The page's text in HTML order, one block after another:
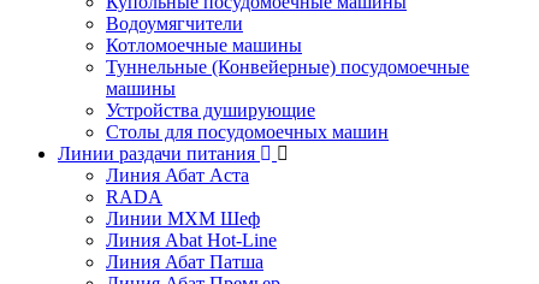
Водоумягчители
Котломоечные машины
Туннельные (Конвейерные) посудомоечные
машины
Устройства душирующие
Столы для посудомоечных машин
Линии раздачи питания
Линия Абат Аста
RADA
Линии МХМ Шеф
Линия Abat Hot-Line
Линия Абат Патша